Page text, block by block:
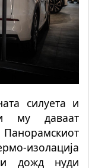
силуета и
му даваат
Панорамскиот
изолација
дожд нуди